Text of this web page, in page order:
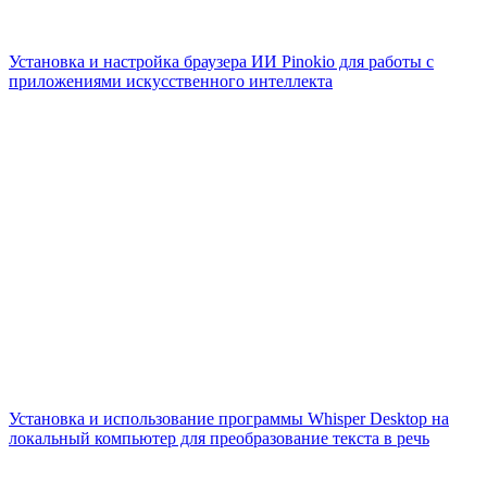
Установка и настройка браузера ИИ Pinokio для работы с
приложениями искусственного интеллекта
Установка и использование программы Whisper Desktop на
локальный компьютер для преобразование текста в речь